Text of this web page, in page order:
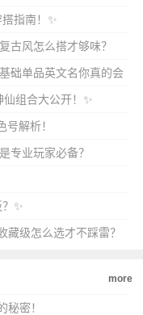
指南！✨
古风怎么搭才够味？
础单品英文名你真的会
组合大公开！✨
解析！
专业玩家必备？
✨
藏级怎么选才不踩雷？
more
秘密！